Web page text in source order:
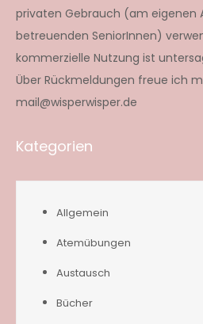
privaten Gebrauch (am eigenen
betreuenden SeniorInnen)
kommerzielle Nutzung ist
Über Rückmeldungen freue ich
mail@wisperwisper.de
Kategorien
Allgemein
Atemübungen
Austausch
Bücher